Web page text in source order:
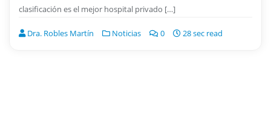
clasificación es el mejor hospital privado […]
Dra. Robles Martín Noticias 0 28 sec read